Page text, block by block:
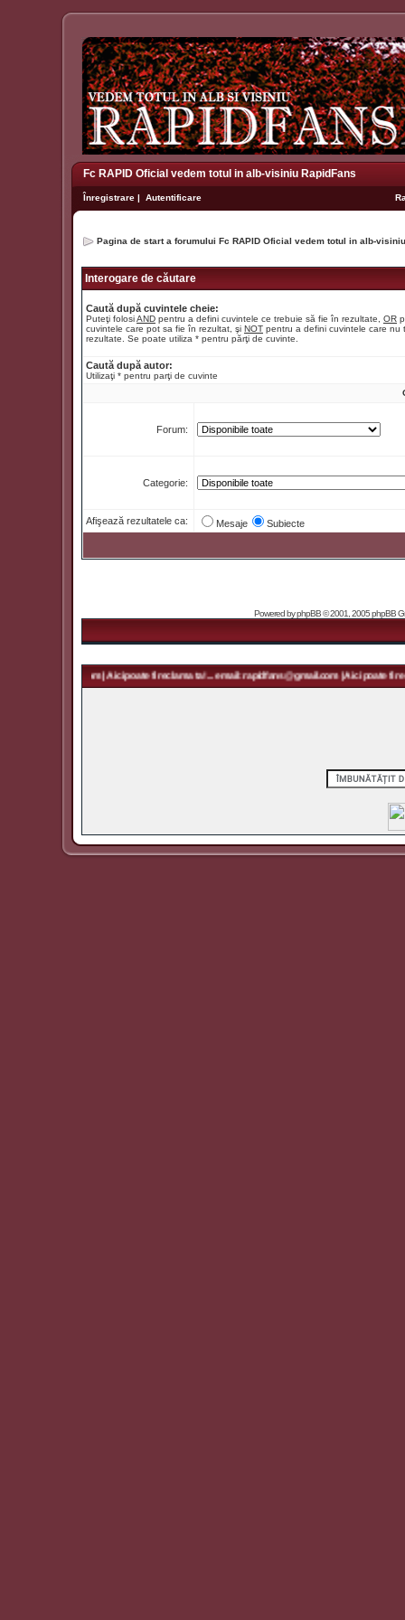
Fc RAPID Oficial vedem totul in alb-visiniu RapidFans
Înregistrare | Autentificare
Pagina de start a forumului Fc RAPID Oficial vedem totul in alb-
Interogare de căutare
Caută după cuvintele cheie:
Puteţi folosiAND pentru a defini cuvintele ce trebuie să fie în rezultate, OR
cuvintele care pot sa fie în rezultat, şi NOT pentru a defini cuvintele care nu
rezultate. Se poate utiliza * pentru părţi de cuvinte.
Caută după autor:
Utilizaţi * pentru parţi de cuvinte
Forum:
Categorie:
Afişează rezultatele ca: Mesaje Subiecte
Powered byphpBB© 2001, 2005 phpBB
| Aici poate fi reclama ta! ... email: rapidfans@gmail.com | Aici poate fi